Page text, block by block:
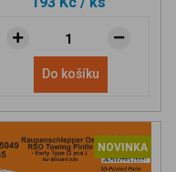
Do košíku
NOVINKA